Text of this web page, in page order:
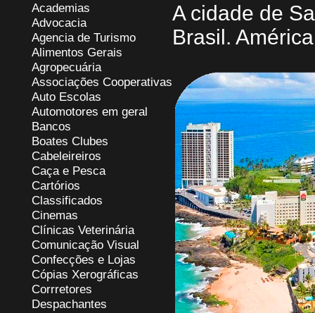
Academias
Advocacia
Agencia de Turismo
Alimentos Gerais
Agropecuária
Associações Cooperativas
Auto Escolas
Automotores em geral
Bancos
Boates Clubes
Cabeleireiros
Caça e Pesca
Cartórios
Classificados
Cinemas
Clínicas Veterinária
Comunicação Visual
Confecções e Lojas
Cópias Xerográficas
Corrretores
Despachantes
A cidade de
Brasil.